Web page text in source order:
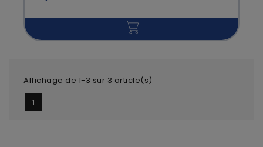
Affichage de 1-3 sur 3 article(s)
1